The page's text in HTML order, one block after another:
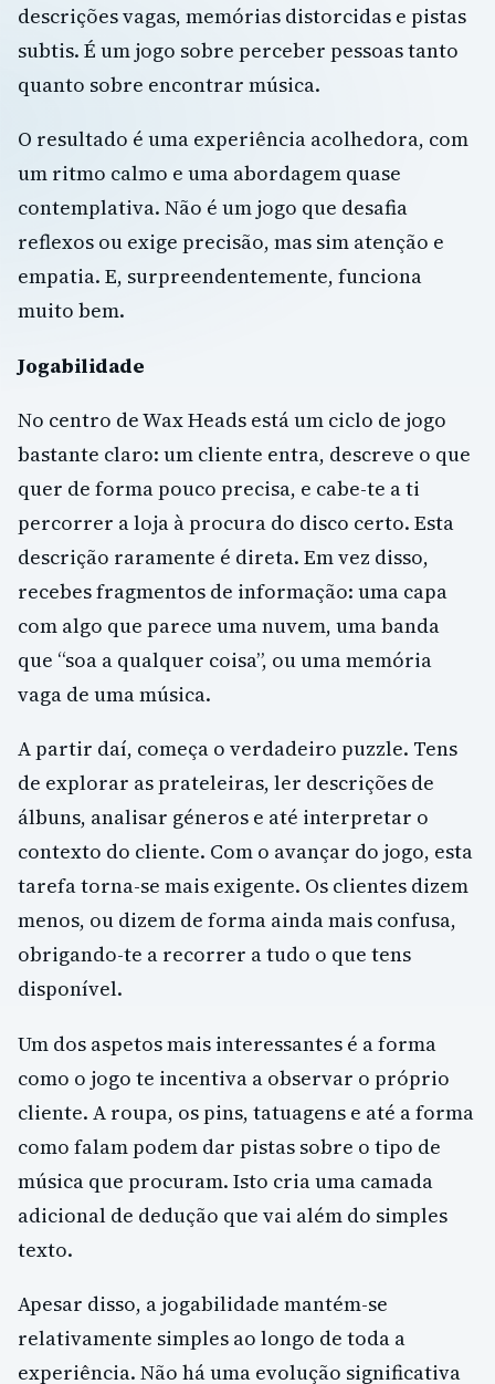
descrições vagas, memórias distorcidas e pistas
subtis. É um jogo sobre perceber pessoas tanto
quanto sobre encontrar música.
O resultado é uma experiência acolhedora, com
um ritmo calmo e uma abordagem quase
contemplativa. Não é um jogo que desafia
reflexos ou exige precisão, mas sim atenção e
empatia. E, surpreendentemente, funciona
muito bem.
Jogabilidade
No centro de Wax Heads está um ciclo de jogo
bastante claro: um cliente entra, descreve o que
quer de forma pouco precisa, e cabe-te a ti
percorrer a loja à procura do disco certo. Esta
descrição raramente é direta. Em vez disso,
recebes fragmentos de informação: uma capa
com algo que parece uma nuvem, uma banda
que “soa a qualquer coisa”, ou uma memória
vaga de uma música.
A partir daí, começa o verdadeiro puzzle. Tens
de explorar as prateleiras, ler descrições de
álbuns, analisar géneros e até interpretar o
contexto do cliente. Com o avançar do jogo, esta
tarefa torna-se mais exigente. Os clientes dizem
menos, ou dizem de forma ainda mais confusa,
obrigando-te a recorrer a tudo o que tens
disponível.
Um dos aspetos mais interessantes é a forma
como o jogo te incentiva a observar o próprio
cliente. A roupa, os pins, tatuagens e até a forma
como falam podem dar pistas sobre o tipo de
música que procuram. Isto cria uma camada
adicional de dedução que vai além do simples
texto.
Apesar disso, a jogabilidade mantém-se
relativamente simples ao longo de toda a
experiência. Não há uma evolução significativa